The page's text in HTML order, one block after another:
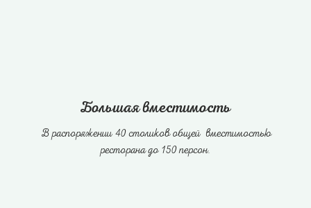
Большая вместимость
В распоряжении 40 столиков общей вместимостью
ресторана до 150 персон.